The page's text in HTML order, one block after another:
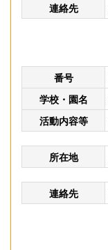
連絡先
番号
学校・園名
活動内容等
所在地
連絡先